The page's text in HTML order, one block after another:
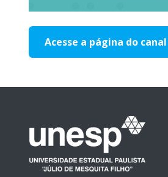
Acesse a página do